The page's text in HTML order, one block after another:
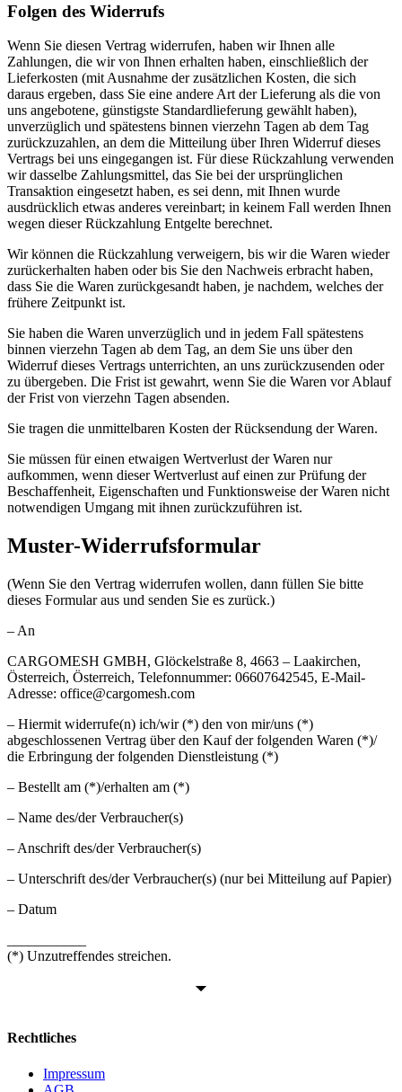
Folgen des Widerrufs
Wenn Sie diesen Vertrag widerrufen, haben wir Ihnen alle
Zahlungen, die wir von Ihnen erhalten haben, einschließlich der
Lieferkosten (mit Ausnahme der zusätzlichen Kosten, die sich
daraus ergeben, dass Sie eine andere Art der Lieferung als die von
uns angebotene, günstigste Standardlieferung gewählt haben),
unverzüglich und spätestens binnen vierzehn Tagen ab dem Tag
zurückzuzahlen, an dem die Mitteilung über Ihren Widerruf dieses
Vertrags bei uns eingegangen ist. Für diese Rückzahlung verwenden
wir dasselbe Zahlungsmittel, das Sie bei der ursprünglichen
Transaktion eingesetzt haben, es sei denn, mit Ihnen wurde
ausdrücklich etwas anderes vereinbart; in keinem Fall werden Ihnen
wegen dieser Rückzahlung Entgelte berechnet.
Wir können die Rückzahlung verweigern, bis wir die Waren wieder
zurückerhalten haben oder bis Sie den Nachweis erbracht haben,
dass Sie die Waren zurückgesandt haben, je nachdem, welches der
frühere Zeitpunkt ist.
Sie haben die Waren unverzüglich und in jedem Fall spätestens
binnen vierzehn Tagen ab dem Tag, an dem Sie uns über den
Widerruf dieses Vertrags unterrichten, an uns zurückzusenden oder
zu übergeben. Die Frist ist gewahrt, wenn Sie die Waren vor Ablauf
der Frist von vierzehn Tagen absenden.
Sie tragen die unmittelbaren Kosten der Rücksendung der Waren.
Sie müssen für einen etwaigen Wertverlust der Waren nur
aufkommen, wenn dieser Wertverlust auf einen zur Prüfung der
Beschaffenheit, Eigenschaften und Funktionsweise der Waren nicht
notwendigen Umgang mit ihnen zurückzuführen ist.
Muster-Widerrufsformular
(Wenn Sie den Vertrag widerrufen wollen, dann füllen Sie bitte
dieses Formular aus und senden Sie es zurück.)
– An
CARGOMESH GMBH, Glöckelstraße 8, 4663 – Laakirchen,
Österreich, Österreich, Telefonnummer: 06607642545, E-Mail-
Adresse: office@cargomesh.com
– Hiermit widerrufe(n) ich/wir (*) den von mir/uns (*)
abgeschlossenen Vertrag über den Kauf der folgenden Waren (*)/
die Erbringung der folgenden Dienstleistung (*)
– Bestellt am (*)/erhalten am (*)
– Name des/der Verbraucher(s)
– Anschrift des/der Verbraucher(s)
– Unterschrift des/der Verbraucher(s) (nur bei Mitteilung auf Papier)
– Datum
(*) Unzutreffendes streichen.
Rechtliches
Impressum